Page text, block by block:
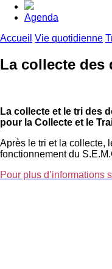
Agenda
Accueil Vie quotidienne
La collecte des
La collecte et le tri des
pour la Collecte et le
Après le tri et la collecte,
fonctionnement du
Pour plus d’informations